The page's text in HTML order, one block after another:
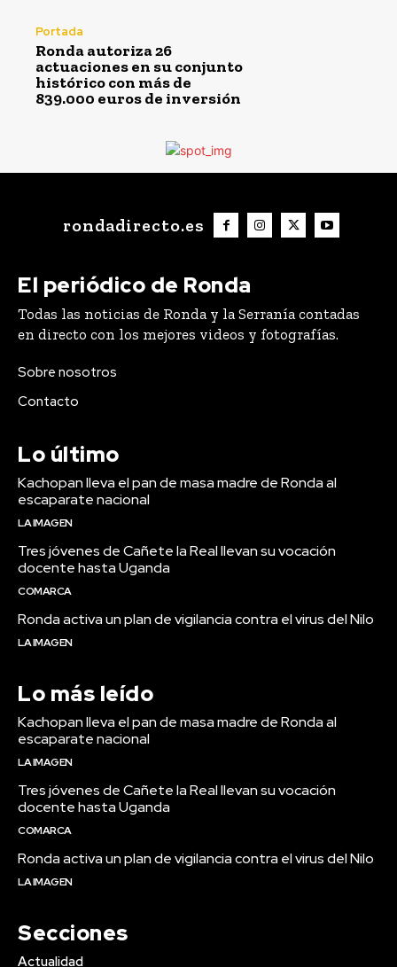
Portada
Ronda autoriza 26
actuaciones en su conjunto
histórico con más de
839.000 euros de inversión
rondadirecto.es
El periódico de Ronda
Todas las noticias de Ronda y la Serranía contadas
en directo con los mejores videos y fotografías.
Sobre nosotros
Contacto
Lo último
Kachopan lleva el pan de masa madre de Ronda al
escaparate nacional
LA IMAGEN
Tres jóvenes de Cañete la Real llevan su vocación
docente hasta Uganda
COMARCA
Ronda activa un plan de vigilancia contra el virus del Nilo
LA IMAGEN
Lo más leído
Kachopan lleva el pan de masa madre de Ronda al
escaparate nacional
LA IMAGEN
Tres jóvenes de Cañete la Real llevan su vocación
docente hasta Uganda
COMARCA
Ronda activa un plan de vigilancia contra el virus del Nilo
LA IMAGEN
Secciones
Actualidad